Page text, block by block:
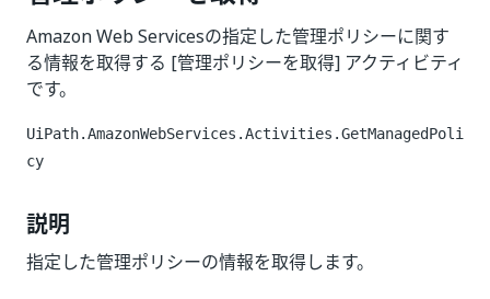
Amazon Web Servicesの指定した管理ポリシーに関す
る情報を取得する [管理ポリシーを取得] アクティビティ
です。
UiPath.AmazonWebServices.Activities.GetManagedPoli
cy
説明
指定した管理ポリシーの情報を取得します。